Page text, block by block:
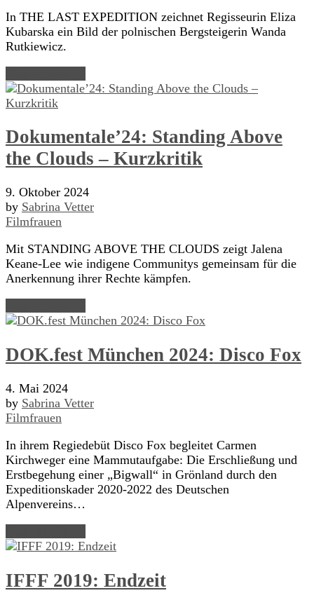
In THE LAST EXPEDITION zeichnet Regisseurin Eliza
Kubarska ein Bild der polnischen Bergsteigerin Wanda
Rutkiewicz.
Dokumentale’24: Standing Above
the Clouds – Kurzkritik
9. Oktober 2024
by Sabrina Vetter
Filmfrauen
Mit STANDING ABOVE THE CLOUDS zeigt Jalena
Keane-Lee wie indigene Communitys gemeinsam für die
Anerkennung ihrer Rechte kämpfen.
DOK.fest München 2024: Disco Fox
4. Mai 2024
by Sabrina Vetter
Filmfrauen
In ihrem Regiedebüt Disco Fox begleitet Carmen
Kirchweger eine Mammutaufgabe: Die Erschließung und
Erstbegehung einer „Bigwall“ in Grönland durch den
Expeditionskader 2020-2022 des Deutschen
Alpenvereins…
IFFF 2019: Endzeit